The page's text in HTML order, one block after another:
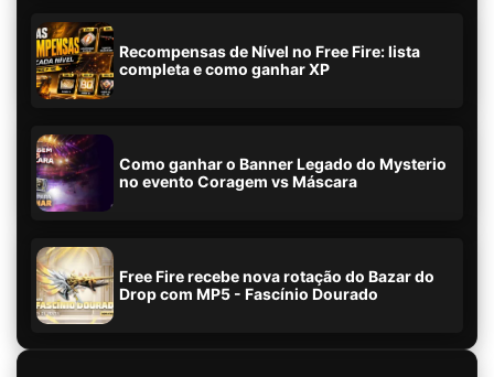
Recompensas de Nível no Free Fire: lista
completa e como ganhar XP
Como ganhar o Banner Legado do Mysterio
no evento Coragem vs Máscara
Free Fire recebe nova rotação do Bazar do
Drop com MP5 - Fascínio Dourado